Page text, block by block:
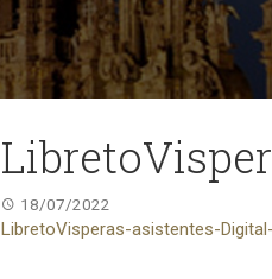
18/07/2022
LibretoVisperas-asistentes-